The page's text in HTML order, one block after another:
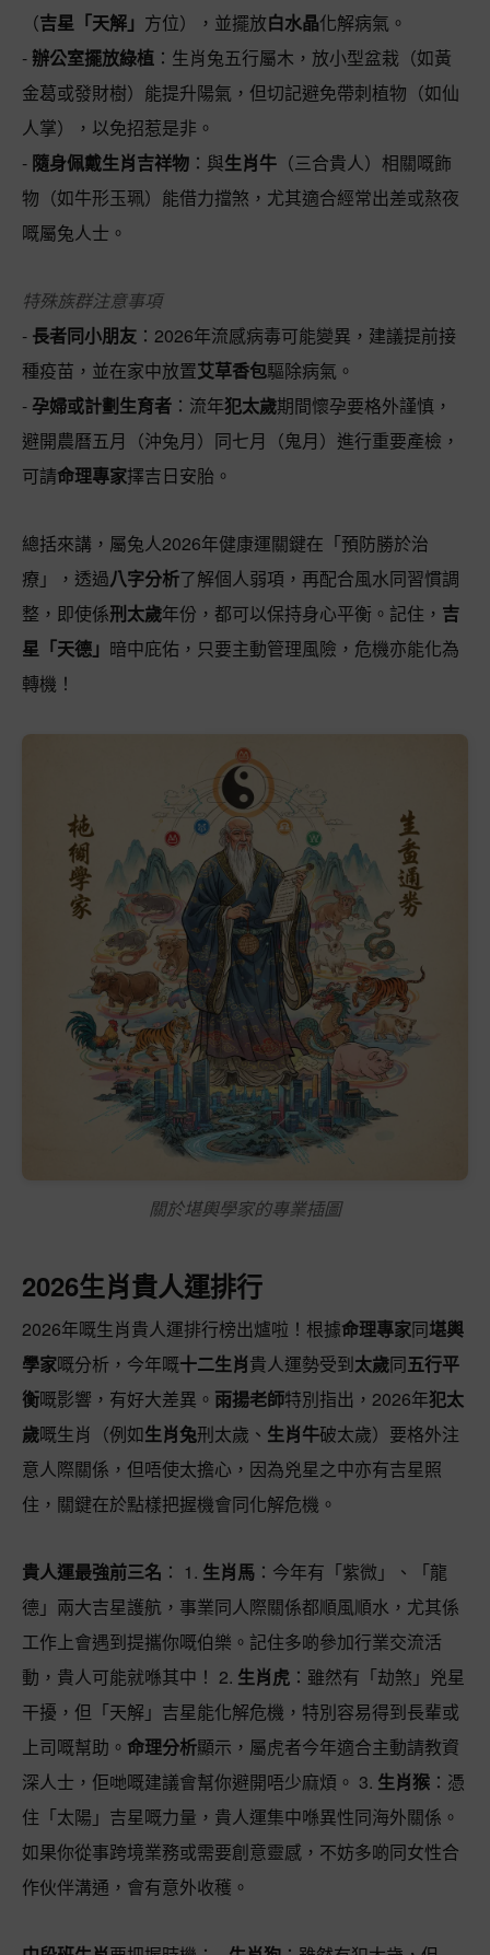
（吉星「天解」 方位），並擺放白水晶化解病氣。
-辦公室擺放綠植 ：生肖兔五行屬木，放小型盆栽（如黃
金葛或發財樹）能提升陽氣，但切記避免帶刺植物（如仙
人掌），以免招惹是非。
- 隨身佩戴生肖吉祥物 ：與生肖牛 （三合貴人）相關嘅飾
物（如牛形玉珮）能借力擋煞，尤其適合經常出差或熬夜
嘅屬兔人士。
特殊族群注意事項
- 長者同小朋友 ：2026年流感病毒可能變異，建議提前接
種疫苗，並在家中放置艾草香包驅除病氣。
- 孕婦或計劃生育者 ：流年犯太歲期間懷孕要格外謹慎，
避開農曆五月（沖兔月）同七月（鬼月）進行重要產檢，
可請命理專家擇吉日安胎。
總括來講，屬兔人2026年健康運關鍵在「預防勝於治
療」，透過八字分析了解個人弱項，再配合風水同習慣調
整，即使係刑太歲年份，都可以保持身心平衡。記住， 吉
星「天德」 暗中庇佑，只要主動管理風險，危機亦能化為
轉機！
關於堪輿學家的專業插圖
2026生肖貴人運排行
2026年嘅生肖貴人運排行榜出爐啦！根據命理專家同堪輿
學家嘅分析，今年嘅十二生肖貴人運勢受到太歲同五行平
衡嘅影響，有好大差異。 雨揚老師特別指出，2026年犯太
歲嘅生肖（例如生肖兔刑太歲、 生肖牛破太歲）要格外注
意人際關係，但唔使太擔心，因為兇星之中亦有吉星照
住，關鍵在於點樣把握機會同化解危機。
貴人運最強前三名 ： 1. 生肖馬 ：今年有「紫微」、「龍
德」兩大吉星護航，事業同人際關係都順風順水，尤其係
工作上會遇到提攜你嘅伯樂。記住多啲參加行業交流活
動，貴人可能就喺其中！ 2. 生肖虎 ：雖然有「劫煞」兇星
干擾，但「天解」吉星能化解危機，特別容易得到長輩或
上司嘅幫助。 命理分析顯示，屬虎者今年適合主動請教資
深人士，佢哋嘅建議會幫你避開唔少麻煩。 3. 生肖猴 ：憑
住「太陽」吉星嘅力量，貴人運集中喺異性同海外關係。
如果你從事跨境業務或需要創意靈感，不妨多啲同女性合
作伙伴溝通，會有意外收穫。